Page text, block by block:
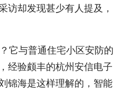
访却发现甚少有人提及，
与普通住宅小区安防的
经验颇丰的杭州安信电子
锦海是这样理解的，智能